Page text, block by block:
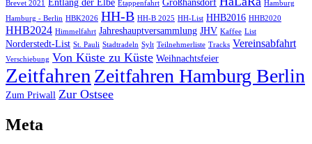
Brevet 2021 Entlang der Elbe Etappenfahrt Großhansdorf
Hamburg
Hamburg - Berlin HBK2026 HH-B HH-B 2025 HH-List HHB2016 HHB2020
HHB2024 Himmelfahrt Jahreshauptversammlung JHV Kaffee List
Norderstedt-List St. Pauli Stadtradeln Sylt Teilnehmerliste Tracks Vereinsabfahrt
Verschiebung Von Küste zu Küste Weihnachtsfeier
Zeitfahren Zeitfahren Hamburg Berlin
Zum Priwall Zur Ostsee
Meta